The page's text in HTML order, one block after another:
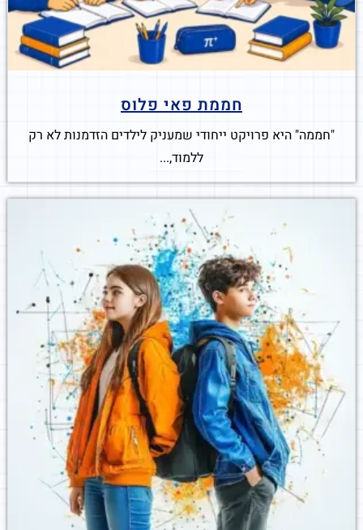
חממת פאי פלוס
"חממה" היא פרויקט ייחודי שמעניק לילדים הזדמנות לא רק
ללמוד,...